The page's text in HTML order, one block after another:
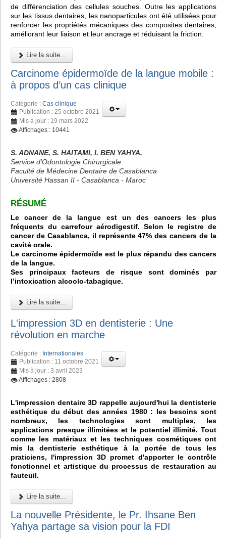
de différenciation des cellules souches. Outre les applications
sur les tissus dentaires, les nanoparticules ont été utilisées pour
renforcer les propriétés mécaniques des composites dentaires,
améliorant leur liaison et leur ancrage et réduisant la friction.
Lire la suite...
Carcinome épidermoïde de la langue mobile :
à propos d’un cas clinique
Catégorie : Cas clinique
Publication : 25 octobre 2021
Mis à jour : 19 mars 2022
Affichages : 10441
S. ADNANE, S. HAITAMI, I. BEN YAHYA,
Service d'Odontologie Chirurgicale
Faculté de Médecine Dentaire de Casablanca
Université Hassan II - Casablanca - Maroc
RÉSUMÉ
Le cancer de la langue est un des cancers les plus
fréquents du carrefour aérodigestif. Selon le registre de
cancer de Casablanca, il représente 47% des cancers de la
cavité orale.
Le carcinome épidermoïde est le plus répandu des cancers
de la langue.
Ses principaux facteurs de risque sont dominés par
l’intoxication alcoolo-tabagique.
Lire la suite...
L'impression 3D en dentisterie : Une
révolution en marche
Catégorie : Internationales
Publication : 11 octobre 2021
Mis à jour : 3 avril 2023
Affichages : 2808
L'impression dentaire 3D rappelle aujourd'hui la dentisterie
esthétique du début des années 1980 : les besoins sont
nombreux, les technologies sont multiples, les
applications presque illimitées et le potentiel illimité. Tout
comme les matériaux et les techniques cosmétiques ont
mis la dentisterie esthétique à la portée de tous les
praticiens, l'impression 3D promet d'apporter le contrôle
fonctionnel et artistique du processus de restauration au
fauteuil.
Lire la suite...
La nouvelle Présidente, le Pr. Ihsane Ben
Yahya partage sa vision pour la FDI